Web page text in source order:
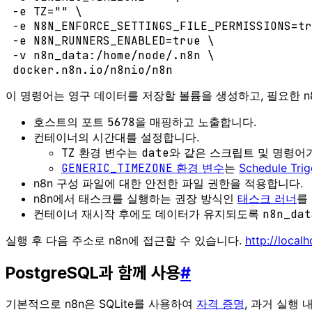
-e TZ="" \
-e
-e N8N_RUNNERS_ENABLED=true \
-v n8n_data:/home/node/.n8n \
이 명령어는 영구 데이터를 저장할 볼륨을 생성하고, 필요한
호스트의 포트 5678을 매핑하고 노출합니다.
컨테이너의 시간대를 설정합니다.
TZ 환경 변수는 date와 같은 스크립트 및 명령어
GENERIC_TIMEZONE 환경 변수는 Schedule
n8n 구성 파일에 대한 안전한 파일 권한을 적용합니다.
n8n에서 태스크를 실행하는 권장 방식인 태스크 러너를
컨테이너 재시작 후에도 데이터가 유지되도록
실행 후 다음 주소로 n8n에 접근할 수 있습니다. http://
PostgreSQL과 함께 사용#
기본적으로 n8n은 SQLite를 사용하여 자격 증명, 과거 실행